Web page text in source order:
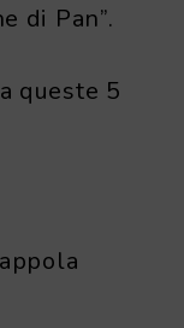
di Pan”.
queste 5